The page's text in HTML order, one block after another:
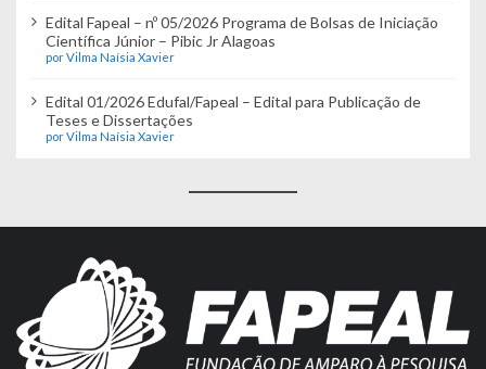
Edital Fapeal – nº 05/2026 Programa de Bolsas de Iniciação
Científica Júnior – Pibic Jr Alagoas
por Vilma Naísia Xavier
Edital 01/2026 Edufal/Fapeal – Edital para Publicação de
Teses e Dissertações
por Vilma Naísia Xavier